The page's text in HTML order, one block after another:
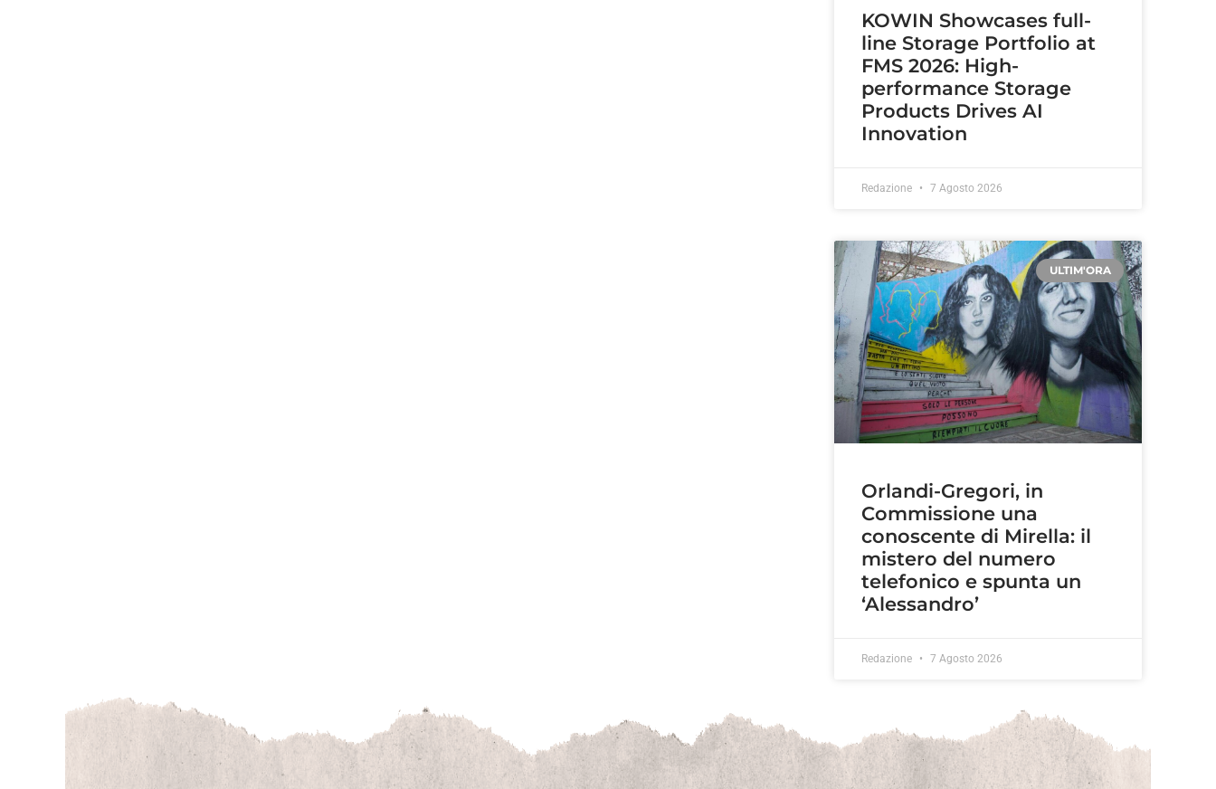
KOWIN Showcases full-
line Storage Portfolio at
FMS 2026: High-
performance Storage
Products Drives AI
Innovation
Redazione 7 Agosto 2026
ULTIM'ORA
Orlandi-Gregori, in
Commissione una
conoscente di Mirella: il
mistero del numero
telefonico e spunta un
‘Alessandro’
Redazione 7 Agosto 2026